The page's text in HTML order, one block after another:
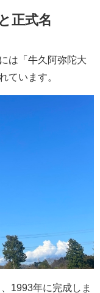
正式名
は「牛久阿弥陀大
ています。
1993年に完成しま